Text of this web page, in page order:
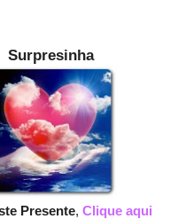
Surpresinha
Presente, Clique aqui